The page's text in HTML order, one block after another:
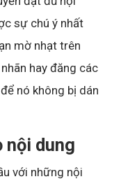
sự chú ý nhất
mờ nhạt trên
hay đăng các
nó không bị dán
nội dung
với những nội